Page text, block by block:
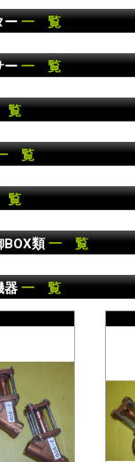
ー一 覧
ー一 覧
覧
覧
覧
BOX類一 覧
器一 覧